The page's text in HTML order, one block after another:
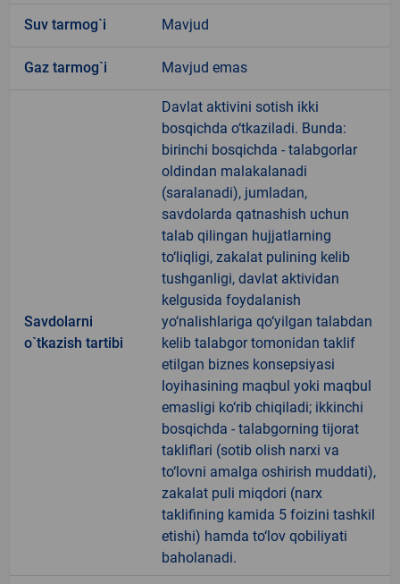
Suv tarmog`i Mavjud
Gaz tarmog`i Mavjud emas
Savdolarni
o`tkazish tartibi
Davlat aktivini sotish ikki
bosqichda o‘tkaziladi. Bunda:
birinchi bosqichda - talabgorlar
oldindan malakalanadi
(saralanadi), jumladan,
savdolarda qatnashish uchun
talab qilingan hujjatlarning
to‘liqligi, zakalat pulining kelib
tushganligi, davlat aktividan
kelgusida foydalanish
yo‘nalishlariga qo‘yilgan talabdan
kelib talabgor tomonidan taklif
etilgan biznes konsepsiyasi
loyihasining maqbul yoki maqbul
emasligi ko‘rib chiqiladi; ikkinchi
bosqichda - talabgorning tijorat
takliflari (sotib olish narxi va
to‘lovni amalga oshirish muddati),
zakalat puli miqdori (narx
taklifining kamida 5 foizini tashkil
etishi) hamda to‘lov qobiliyati
baholanadi.